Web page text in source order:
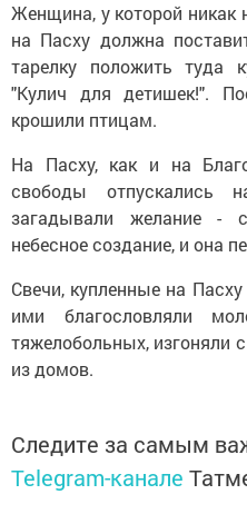
Женщина, у которой никак
на Пасху должна
тарелку положить туда
"Кулич для детишек!".
крошили птицам.
На Пасху, как и на
свободы отпускались
загадывали желание -
небесное создание, и она
Свечи, купленные на
ими благословляли
тяжелобольных, изгоняли
из домов.
Следите за самым
Telegram-канале